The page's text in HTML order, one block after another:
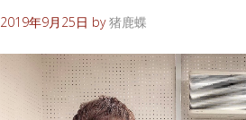
2019年9月25日 by猪鹿蝶